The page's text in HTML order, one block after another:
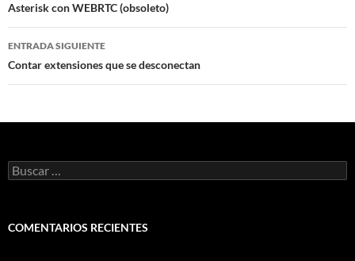
de
entradas
Asterisk con WEBRTC (obsoleto)
ENTRADA SIGUIENTE
Contar extensiones que se desconectan
Buscar:
COMENTARIOS RECIENTES